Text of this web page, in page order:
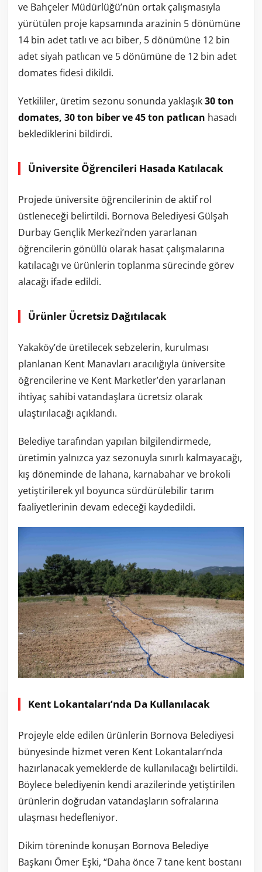
ve Bahçeler Müdürlüğü’nün ortak çalışmasıyla
yürütülen proje kapsamında arazinin 5 dönümüne
14 bin adet tatlı ve acı biber, 5 dönümüne 12 bin
adet siyah patlıcan ve 5 dönümüne de 12 bin adet
domates fidesi dikildi.
Yetkililer, üretim sezonu sonunda yaklaşık30 ton
domates, 30 ton biber ve 45 ton patlıcan hasadı
beklediklerini bildirdi.
Üniversite Öğrencileri Hasada Katılacak
Projede üniversite öğrencilerinin de aktif rol
üstleneceği belirtildi. Bornova Belediyesi Gülşah
Durbay Gençlik Merkezi’nden yararlanan
öğrencilerin gönüllü olarak hasat çalışmalarına
katılacağı ve ürünlerin toplanma sürecinde görev
alacağı ifade edildi.
Ürünler Ücretsiz Dağıtılacak
Yakaköy’de üretilecek sebzelerin, kurulması
planlanan Kent Manavları aracılığıyla üniversite
öğrencilerine ve Kent Marketler’den yararlanan
ihtiyaç sahibi vatandaşlara ücretsiz olarak
ulaştırılacağı açıklandı.
Belediye tarafından yapılan bilgilendirmede,
üretimin yalnızca yaz sezonuyla sınırlı kalmayacağı,
kış döneminde de lahana, karnabahar ve brokoli
yetiştirilerek yıl boyunca sürdürülebilir tarım
faaliyetlerinin devam edeceği kaydedildi.
Kent Lokantaları’nda Da Kullanılacak
Projeyle elde edilen ürünlerin Bornova Belediyesi
bünyesinde hizmet veren Kent Lokantaları’nda
hazırlanacak yemeklerde de kullanılacağı belirtildi.
Böylece belediyenin kendi arazilerinde yetiştirilen
ürünlerin doğrudan vatandaşların sofralarına
ulaşması hedefleniyor.
Dikim töreninde konuşan Bornova Belediye
Başkanı Ömer Eşki, “Daha önce 7 tane kent bostanı